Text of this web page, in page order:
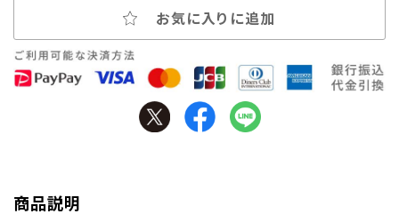
お気に入りに追加
商品説明